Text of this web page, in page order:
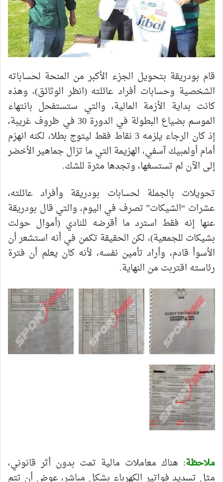
قام بودريقة بتحويل الجزء الأكبر من المنحة لحساباته
الشخصية وحسابات أفراد عائلته (انظر الوثائق)، وهذه
كانت بداية الأزمة المالية، والتي ستستفحل بانتهاء
الموسم بضياع البطولة في الدورة 30 في ظروف غريبة،
إذ كان الرجاء يلزمه 3 نقاط فقط ليتوج بطلا، لكنه انهزم
أمام أولمبيك آسفي، الهزيمة التي ما تزال جماهير الأخضر
إلى الآن لم تستسغها، وتجدها مثرة للشك.
تحويلات بالجملة لحسابات بودريقة وأفراد عائلته،
عشرات “الشيكات” تصرف في اليوم، والتي قال بودريقة
عنها إنه فقط استرد ما أقرضه للنادي (أموال حولت
بشيكات للجمعية)، لكن الحقيقة تكمن في أنه استشعر أن
الأسوأ قادم، وأراد تأمين نفسه، لأنه كان يعلم أن فترة
رئاسته اقتربت من النهاية.
ملاحظة: هناك معاملات مالية تمت بدون أثر قانوني،
مثل تسديد فواتير الكهرباء بشكل مباشر، عوض أن تتم